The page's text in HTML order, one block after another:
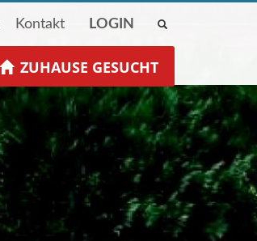
Kontakt LOGIN
ZUHAUSE GESUCHT